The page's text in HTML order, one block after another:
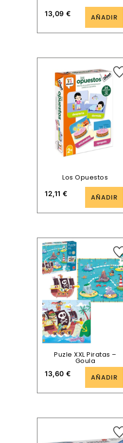
13,09€ AÑADIR
Los Opuestos
12,11€ AÑADIR
Puzle XXL Piratas –
Goula
13,60€ AÑADIR